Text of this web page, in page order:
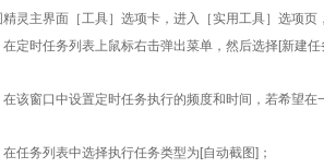
灵主界面［工具］选项卡，进入［实用工具］选项
定时任务列表上鼠标右击弹出菜单，然后选择[新建
该窗口中设置定时任务执行的频度和时间，若希望
任务列表中选择执行任务类型为[自动截图]；